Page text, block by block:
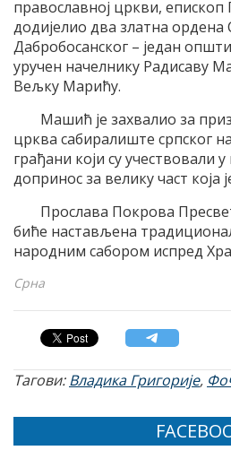
православној цркви, епископ
додијелио два златна ордена
Дабробосанског – један
уручен начелнику Радисаву
Вељку Марићу.
Машић је захвалио за
црква сабиралиште српског
грађани који су учествовали
допринос за велику част која
Прослава Покрова
биће настављена
народним сабором испред
Срна
Тагови:Владика Григорије,